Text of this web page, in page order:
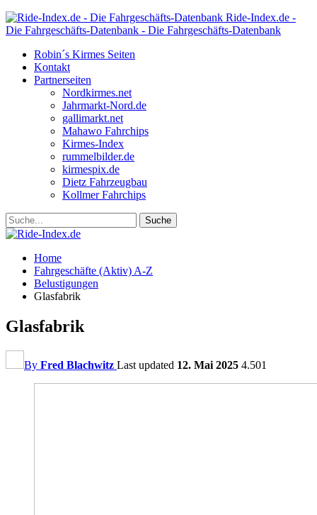
Ride-Index.de -
Die Fahrgeschäfts-Datenbank - Die Fahrgeschäfts-Datenbank
Robin´s Kirmes Seiten
Kontakt
Partnerseiten
Nordkirmes.net
Jahrmarkt-Nord.de
gallimarkt.net
Mahawo Fahrchips
Kirmes-Index
rummelbilder.de
kirmespix.de
Dietz Fahrzeugbau
Kollmer Fahrchips
Home
Fahrgeschäfte (Aktiv) A-Z
Belustigungen
Glasfabrik
Glasfabrik
By Fred Blachwitz Last updated 12. Mai 2025 4.501